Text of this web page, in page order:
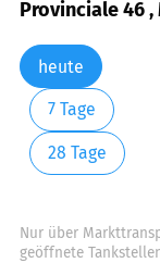
Provinciale 46 ,
heute
7 Tage
28 Tage
Nur über
geöffnete